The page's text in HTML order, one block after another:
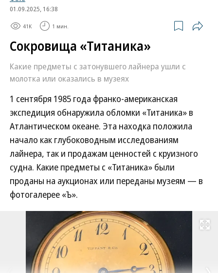
01.09.2025, 16:38
41K 1 мин.
Сокровища «Титаника»
Какие предметы с затонувшего лайнера ушли с
молотка или оказались в музеях
1 сентября 1985 года франко-американская
экспедиция обнаружила обломки «Титаника» в
Атлантическом океане. Эта находка положила
начало как глубоководным исследованиям
лайнера, так и продажам ценностей с круизного
судна. Какие предметы с «Титаника» были
проданы на аукционах или переданы музеям — в
фотогалерее «Ъ».
Развернуть